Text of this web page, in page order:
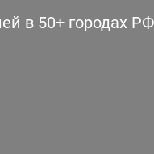
в 50+ городах